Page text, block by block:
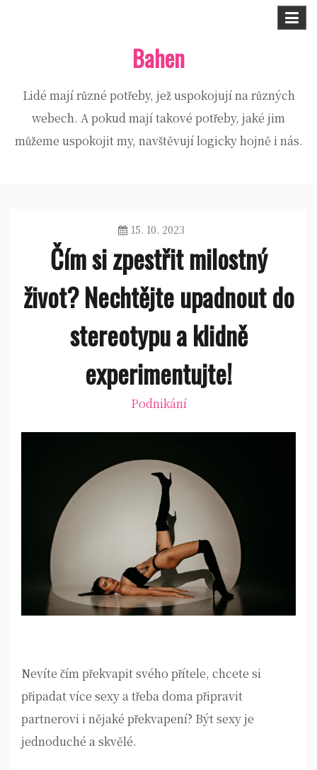
Bahen
Lidé mají různé potřeby, jež uspokojují na různých
webech. A pokud mají takové potřeby, jaké jim
můžeme uspokojit my, navštěvují logicky hojně i nás.
15. 10. 2023
Čím si zpestřit milostný
život? Nechtějte upadnout do
stereotypu a klidně
experimentujte!
Podnikání
Nevíte čím překvapit svého přítele, chcete si
připadat více sexy a třeba doma připravit
partnerovi i nějaké překvapení? Být sexy je
jednoduché a skvělé.